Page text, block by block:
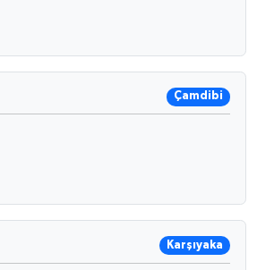
Çamdibi
Karşıyaka